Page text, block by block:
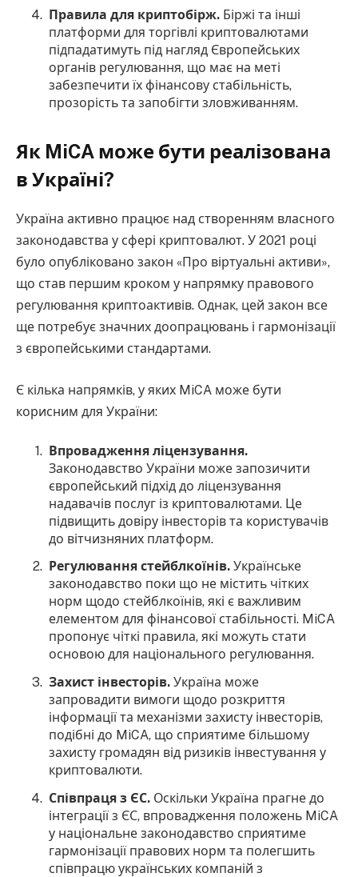
Правила для криптобірж. Біржі та інші
платформи для торгівлі криптовалютами
підпадатимуть під нагляд Європейських
органів регулювання, що має на меті
забезпечити їх фінансову стабільність,
прозорість та запобігти зловживанням.
Як MiCA може бути реалізована
в Україні?
Україна активно працює над створенням власного
законодавства у сфері криптовалют. У 2021 році
було опубліковано закон «Про віртуальні активи»,
що став першим кроком у напрямку правового
регулювання криптоактивів. Однак, цей закон все
ще потребує значних доопрацювань і гармонізації
з європейськими стандартами.
Є кілька напрямків, у яких MiCA може бути
корисним для України:
Впровадження ліцензування.
Законодавство України може запозичити
європейський підхід до ліцензування
надавачів послуг із криптовалютами. Це
підвищить довіру інвесторів та користувачів
до вітчизняних платформ.
Регулювання стейблкоїнів.Українське
законодавство поки що не містить чітких
норм щодо стейблкоїнів, які є важливим
елементом для фінансової стабільності. MiCA
пропонує чіткі правила, які можуть стати
основою для національного регулювання.
Захист інвесторів. Україна може
запровадити вимоги щодо розкриття
інформації та механізми захисту інвесторів,
подібні до MiCA, що сприятиме більшому
захисту громадян від ризиків інвестування у
криптовалюти.
Співпраця з ЄС. Оскільки Україна прагне до
інтеграції з ЄС, впровадження положень MiCA
у національне законодавство сприятиме
гармонізації правових норм та полегшить
співпрацю українських компаній з